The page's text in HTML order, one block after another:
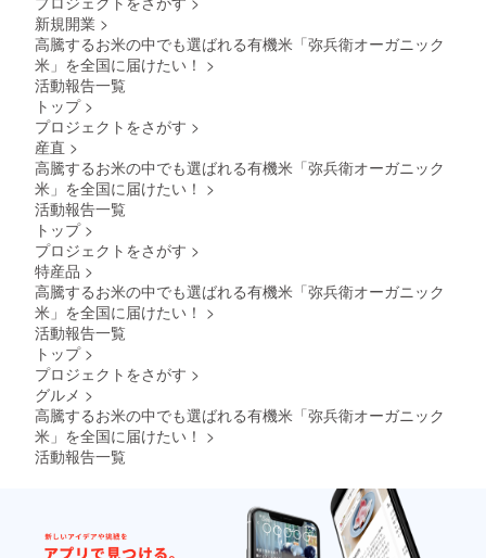
新規開業 >
高騰するお米の中でも選ばれる有機米「弥兵衛オーガニック
米」を全国に届けたい！ >
活動報告一覧
トップ >
プロジェクトをさがす >
産直 >
高騰するお米の中でも選ばれる有機米「弥兵衛オーガニック
米」を全国に届けたい！ >
活動報告一覧
トップ >
プロジェクトをさがす >
特産品 >
高騰するお米の中でも選ばれる有機米「弥兵衛オーガニック
米」を全国に届けたい！ >
活動報告一覧
トップ >
プロジェクトをさがす >
グルメ >
高騰するお米の中でも選ばれる有機米「弥兵衛オーガニック
米」を全国に届けたい！ >
活動報告一覧